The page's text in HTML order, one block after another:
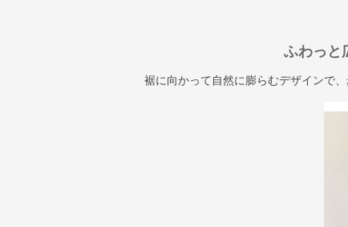
ふわっと
裾に向かって自然に膨らむデザインで